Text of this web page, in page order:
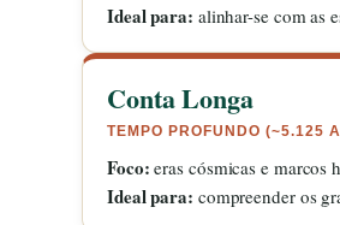
Ideal para: alinhar-se com as
Conta Longa
TEMPO PROFUNDO (~5.125
Foco: eras cósmicas e marcos
Ideal para: compreender os